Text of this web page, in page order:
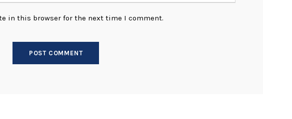
in this browser for the next time I comment.